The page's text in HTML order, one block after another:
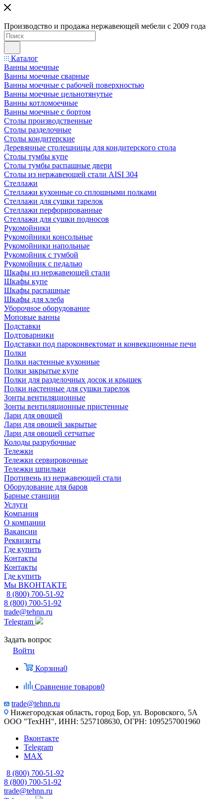
Производство и продажа нержавеющей мебели с 2009 года
Каталог
Ванны моечные
Ванны моечные сварные
Ванны моечные с рабочей поверхностью
Ванны моечные цельнотянутые
Ванны котломоечные
Ванны моечные с бортом
Столы производственные
Столы разделочные
Столы кондитерские
Деревянные столешницы для кондитерского стола
Столы тумбы купе
Столы тумбы распашные двери
Столы из нержавеющей стали AISI 304
Стеллажи
Стеллажи кухонные со сплошными полками
Стеллажи для сушки тарелок
Стеллажи перфорированные
Стеллажи для сушки подносов
Рукомойники
Рукомойники консольные
Рукомойники напольные
Рукомойник с тумбой
Рукомойник с педалью
Шкафы из нержавеющей стали
Шкафы купе
Шкафы распашные
Шкафы для хлеба
Уборочное оборудование
Моповые ванны
Подставки
Подтоварники
Подставки под пароконвектомат и конвекционные печи
Полки
Полки настенные кухонные
Полки закрытые купе
Полки для разделочных досок и крышек
Полки настенные для сушки тарелок
Зонты вентиляционные
Зонты вентиляционные пристенные
Лари для овощей
Лари для овощей закрытые
Лари для овощей сетчатые
Колоды разрубочные
Тележки
Тележки сервировочные
Тележки шпильки
Противень из нержавеющей стали
Оборудование для баров
Барные станции
Услуги
Компания
О компании
Вакансии
Реквизиты
Где купить
Контакты
Контакты
Где купить
Мы ВКОНТАКТЕ
8 (800) 700-51-92
8 (800) 700-51-92
trade@tehnn.ru
Telegram
Задать вопрос
Войти
Корзина0
Сравнение товаров0
trade@tehnn.ru
Нижегородская область, город Бор, ул. Воровского, 5А
ООО "ТехНН", ИНН: 5257108630, ОГРН: 1095257001960
Вконтакте
Telegram
MAX
8 (800) 700-51-92
8 (800) 700-51-92
trade@tehnn.ru